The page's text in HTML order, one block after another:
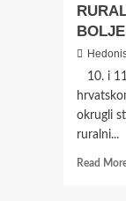
10. i
okrugli
ruralni...
Read